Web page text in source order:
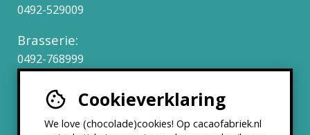
Cookieverklaring
We love (chocolade)cookies! Op cacaofabriek.nl
0492-529009
Brasserie:
0492-768999
Werken bij